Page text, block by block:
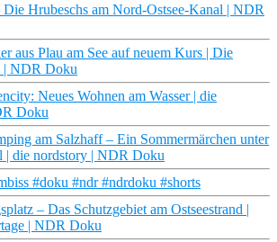
Hrubeschs am Nord-Ostsee-Kanal | NDR
aus Plau am See auf neuem Kurs | Die
| NDR Doku
Neues Wohnen am Wasser | die
Doku
am Salzhaff – Ein Sommermärchen unter
| die nordstory | NDR Doku
#doku #ndr #ndrdoku #shorts
– Das Schutzgebiet am Ostseestrand |
| NDR Doku